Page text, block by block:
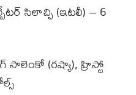
సిలాచ్చి (ఇటలీ) – 6
సాలెంకో (రష్యా), హ్రిస్టో